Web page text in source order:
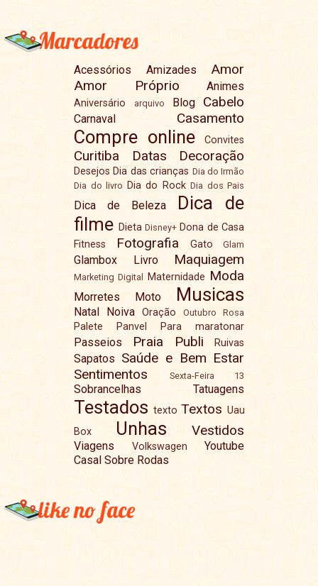
Marcadores
Acessórios Amizades
Amor
Amor Próprio
Animes
Aniversário arquivo Blog Cabelo
Carnaval Casamento
Compre online Convites
Curitiba Datas Decoração
Desejos Dia das crianças Dia do Irmão
Dia do livro Dia do Rock Dia dos Pais
Dica de Beleza
Dica de
filme Dieta Disney+ Dona de Casa
Fitness
Fotografia Gato Glam
Glambox Livro Maquiagem
Marketing Digital Maternidade Moda
Morretes Moto Musicas
Natal Noiva Oração Outubro Rosa
Palete Panvel Para maratonar
Passeios Praia Publi Ruivas
Sapatos Saúde e Bem Estar
Sentimentos
Sexta-Feira 13
Sobrancelhas Tatuagens
Testados texto Textos Uau
Box
Unhas Vestidos
Viagens Volkswagen
Youtube
Casal Sobre Rodas
like no face